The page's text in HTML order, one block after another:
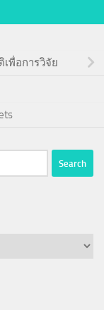
เพื่อการวิจัย